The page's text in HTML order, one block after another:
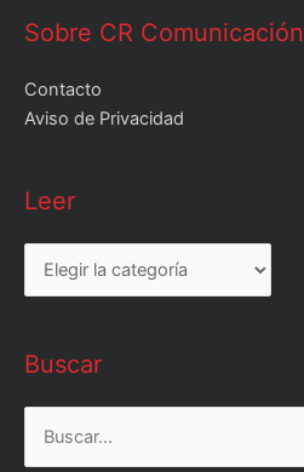
Sobre CR Comunicación
Contacto
Aviso de Privacidad
Leer
Leer
Buscar
Buscar